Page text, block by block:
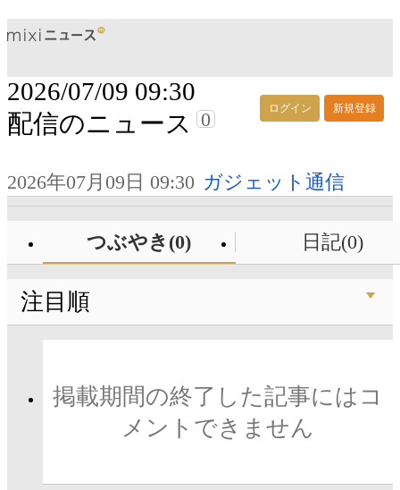
ログイン 新規登録
2026/07/09 09:30
配信のニュース
0
2026年07月09日 09:30 ガジェット通信
つぶやき(0) 日記(0)
注目順
掲載期間の終了した記事にはコ
メントできません